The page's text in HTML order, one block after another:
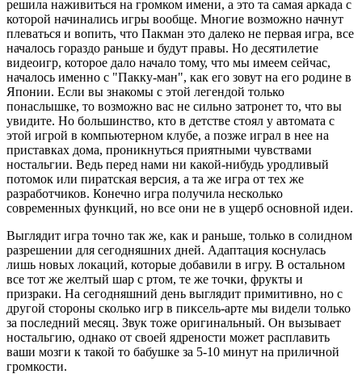
решила наживиться на громком имени, а это та самая аркада с
которой начинались игры вообще. Многие возможно начнут
плеваться и вопить, что Пакман это далеко не первая игра, все
началось гораздо раньше и будут правы. Но десятилетие
видеоигр, которое дало начало тому, что мы имеем сейчас,
началось именно с "Пакку-ман", как его зовут на его родине в
Японии. Если вы знакомы с этой легендой только
понаслышке, то возможно вас не сильно затронет то, что вы
увидите. Но большинство, кто в детстве стоял у автомата с
этой игрой в компьютерном клубе, а позже играл в нее на
приставках дома, проникнуться приятными чувствами
ностальгии. Ведь перед нами ни какой-нибудь уродливый
потомок или пиратская версия, а та же игра от тех же
разработчиков. Конечно игра получила несколько
современных функций, но все они не в ущерб основной идеи.
Выглядит игра точно так же, как и раньше, только в солидном
разрешении для сегодняшних дней. Адаптация коснулась
лишь новых локаций, которые добавили в игру. В остальном
все тот же желтый шар с ртом, те же точки, фрукты и
призраки. На сегодняшний день выглядит примитивно, но с
другой стороны сколько игр в пиксель-арте мы видели только
за последний месяц. Звук тоже оригинальный. Он вызывает
ностальгию, однако от своей ядрености может расплавить
ваши мозги к такой то бабушке за 5-10 минут на приличной
громкости.